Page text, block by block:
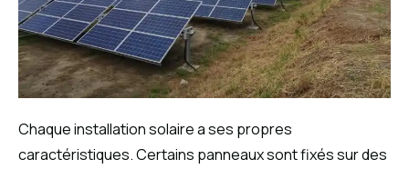
Chaque installation solaire a ses propres
caractéristiques. Certains panneaux sont fixés sur des